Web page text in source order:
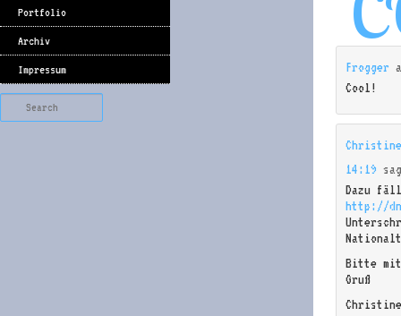
Portfolio
Archiv
Impressum Frogger
Cool!
14:19
Dazu
http://
Bitte
Gruß
Christine